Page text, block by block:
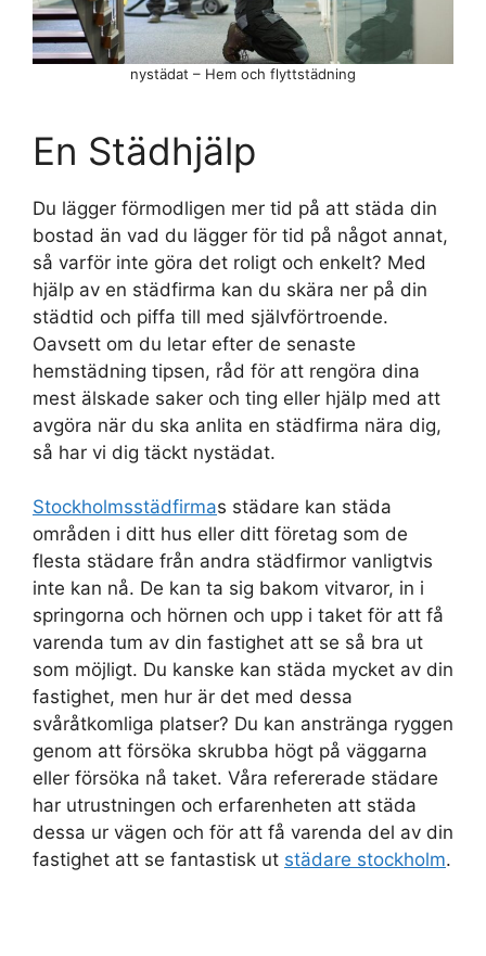
En Städhjälp
Du lägger förmodligen mer tid på att städa din
bostad än vad du lägger för tid på något annat,
så varför inte göra det roligt och enkelt? Med
hjälp av en städfirma kan du skära ner på din
städtid och piffa till med självförtroende.
Oavsett om du letar efter de senaste
hemstädning tipsen, råd för att rengöra dina
mest älskade saker och ting eller hjälp med att
avgöra när du ska anlita en städfirma nära dig,
så har vi dig täckt nystädat.
Stockholmsstädfirmas städare kan städa
områden i ditt hus eller ditt företag som de
flesta städare från andra städfirmor vanligtvis
inte kan nå. De kan ta sig bakom vitvaror, in i
springorna och hörnen och upp i taket för att få
varenda tum av din fastighet att se så bra ut
som möjligt. Du kanske kan städa mycket av din
fastighet, men hur är det med dessa
svåråtkomliga platser? Du kan anstränga ryggen
genom att försöka skrubba högt på väggarna
eller försöka nå taket. Våra refererade städare
har utrustningen och erfarenheten att städa
dessa ur vägen och för att få varenda del av din
fastighet att se fantastisk ut städare stockholm.
nystädat – Hem och flyttstädning